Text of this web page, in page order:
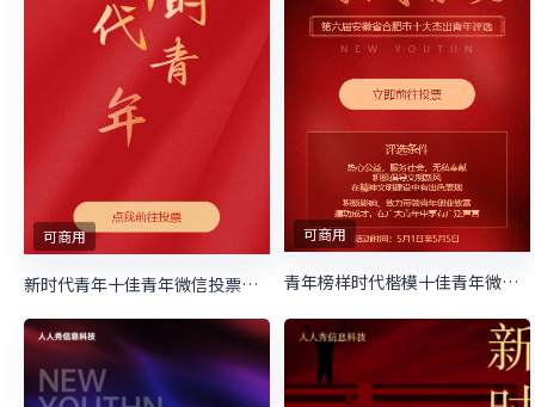
可商用
新时代青年十佳青年微信投票活动
可商用
青年榜样时代楷模十佳青年微信投票活动